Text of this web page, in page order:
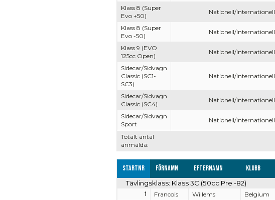
Totalt antal
anmälda:
Klass 8 (Super
Evo +50)
Nationell/Internationell
Klass 8 (Super
Evo -50)
Nationell/Internationell
Klass 9 (EVO
125cc Open)
Nationell/Internationell
Sidecar/Sidvagn
Classic (SC1-
SC3)
Nationell/Internationell
Sidecar/Sidvagn
Classic (SC4)
Nationell/Internationell
Sidecar/Sidvagn
Sport
Nationell/Internationell
Startnr Förnamn Efternamn Klubb
Tävlingsklass: Klass 3C (50cc Pre -82)
1 Francois Willems Belgium